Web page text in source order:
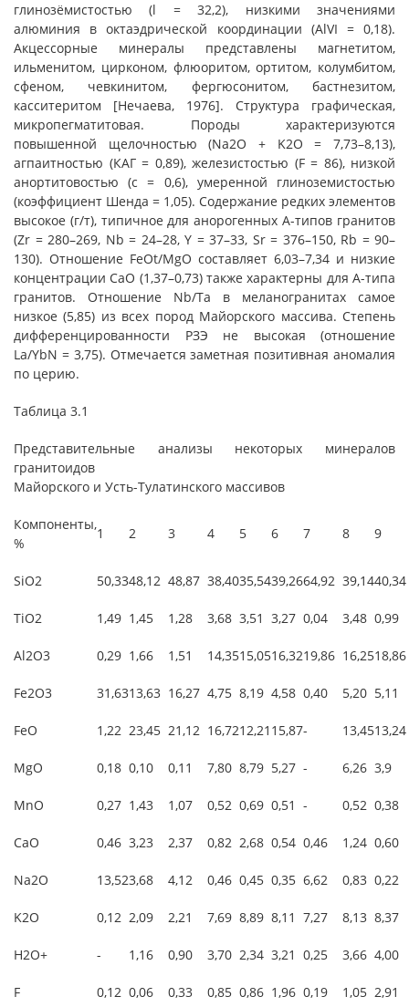
глинозёмистостью (l = 32,2), низкими значениями
алюминия в октаэдрической координации (AlVI = 0,18).
Акцессорные минералы представлены магнетитом,
ильменитом, цирконом, флюоритом, ортитом, колумбитом,
сфеном, чевкинитом, фергюсонитом, бастнезитом,
касситеритом [Нечаева, 1976]. Структура графическая,
микропегматитовая. Породы характеризуются
повышенной щелочностью (Na2O + K2O = 7,73–8,13),
агпаитностью (КАГ = 0,89), железистостью (F = 86), низкой
анортитовостью (с = 0,6), умеренной глиноземистостью
(коэффициент Шенда = 1,05). Содержание редких элементов
высокое (г/т), типичное для анорогенных А-типов гранитов
(Zr = 280–269, Nb = 24–28, Y = 37–33, Sr = 376–150, Rb = 90–
130). Отношение FeOt/MgO составляет 6,03–7,34 и низкие
концентрации CaO (1,37–0,73) также характерны для А-типа
гранитов. Отношение Nb/Ta в меланогранитах самое
низкое (5,85) из всех пород Майорского массива. Степень
дифференцированности РЗЭ не высокая (отношение
La/YbN = 3,75). Отмечается заметная позитивная аномалия
по церию.
Таблица 3.1
Представительные анализы некоторых минералов
гранитоидов
Майорского и Усть-Тулатинского массивов
Компоненты,
%
1 2 3 4 5 6 7 8 9
SiO2 50,3348,12 48,87 38,4035,5439,2664,92 39,1440,34
TiO2 1,49 1,45 1,28 3,68 3,51 3,27 0,04 3,48 0,99
Al2O3 0,29 1,66 1,51 14,3515,0516,3219,86 16,2518,86
Fe2O3 31,6313,63 16,27 4,75 8,19 4,58 0,40 5,20 5,11
FeO 1,22 23,45 21,12 16,7212,21 15,87- 13,4513,24
MgO 0,18 0,10 0,11 7,80 8,79 5,27 - 6,26 3,9
MnO 0,27 1,43 1,07 0,52 0,69 0,51 - 0,52 0,38
CaO 0,46 3,23 2,37 0,82 2,68 0,54 0,46 1,24 0,60
Na2O 13,523,68 4,12 0,46 0,45 0,35 6,62 0,83 0,22
K2O 0,12 2,09 2,21 7,69 8,89 8,11 7,27 8,13 8,37
H2O+ - 1,16 0,90 3,70 2,34 3,21 0,25 3,66 4,00
F 0,12 0,06 0,33 0,85 0,86 1,96 0,19 1,05 2,91